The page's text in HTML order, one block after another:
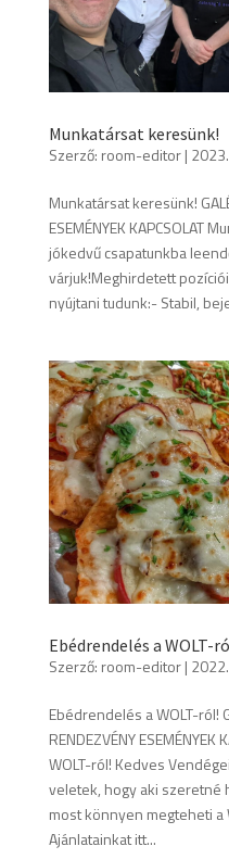
Munkatársat keresünk!
Szerző: room-editor|
Munkatársat keresünk!
ESEMÉNYEK KAPCSOLAT
jókedvű csapatunkba
várjuk!Meghirdetett
nyújtani tudunk:- Stabil,
Ebédrendelés a WOLT-
Szerző: room-editor|
Ebédrendelés a WOLT-ról!
RENDEZVÉNY
WOLT-ról! Kedves
veletek, hogy aki szeretné
most könnyen megteheti a
Ajánlatainkat itt...